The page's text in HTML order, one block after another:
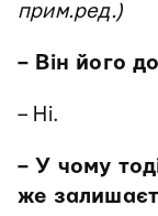
прим.ред.)
– Він його
– Ні.
– У чому
же